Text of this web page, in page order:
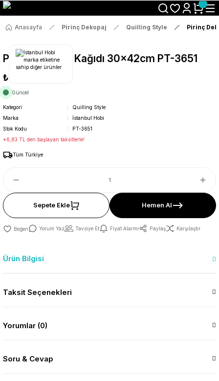
Size Özel "HG10" Koduyla Sepette Hemen %10 İndirimi Kaçırma
Anasayfa Pirinç Dekopaj Quilling Style Pirinç
Pirinç Dekopaj Kağıdı 30x42cm PT-3651
₺36
Güncel
Kategori
Quilling Style
Marka
İstanbul Hobi
Stok Kodu
PT-3651
*6,83 TL den başlayan taksitlerle!
Tüm Türkiye
Sepete Ekle Hemen Al
Yorum Yaz Tavsiye Et Fiyat Alarmı Paylaş Karşılaştır
Ürün Bilgisi
Taksit Seçenekleri
Yorumlar (0)
Soru & Cevap